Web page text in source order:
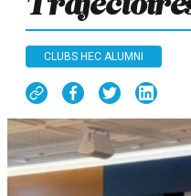
CLUBS HEC ALUMNI